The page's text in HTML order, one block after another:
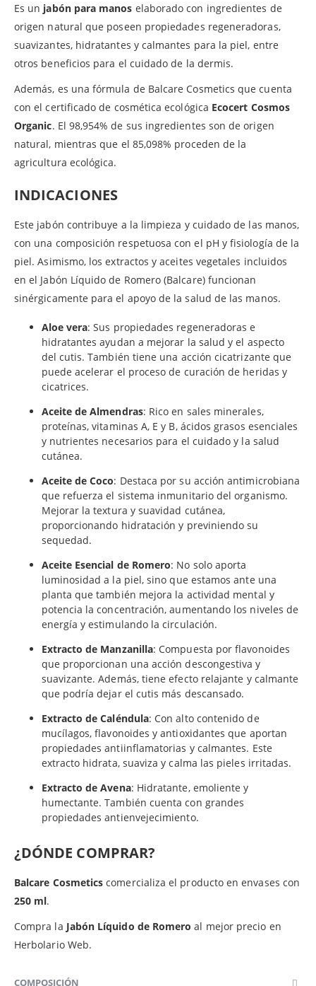
Es un jabón para manos elaborado con ingredientes de
origen natural que poseen propiedades regeneradoras,
suavizantes, hidratantes y calmantes para la piel, entre
otros beneficios para el cuidado de la dermis.
Además, es una fórmula de Balcare Cosmetics que cuenta
con el certificado de cosmética ecológica Ecocert Cosmos
Organic. El 98,954% de sus ingredientes son de origen
natural, mientras que el 85,098% proceden de la
agricultura ecológica.
INDICACIONES
Este jabón contribuye a la limpieza y cuidado de las manos,
con una composición respetuosa con el pH y fisiología de la
piel. Asimismo, los extractos y aceites vegetales incluidos
en el Jabón Líquido de Romero (Balcare) funcionan
sinérgicamente para el apoyo de la salud de las manos.
Aloe vera: Sus propiedades regeneradoras e
hidratantes ayudan a mejorar la salud y el aspecto
del cutis. También tiene una acción cicatrizante que
puede acelerar el proceso de curación de heridas y
cicatrices.
Aceite de Almendras: Rico en sales minerales,
proteínas, vitaminas A, E y B, ácidos grasos esenciales
y nutrientes necesarios para el cuidado y la salud
cutánea.
Aceite de Coco: Destaca por su acción antimicrobiana
que refuerza el sistema inmunitario del organismo.
Mejorar la textura y suavidad cutánea,
proporcionando hidratación y previniendo su
sequedad.
Aceite Esencial de Romero: No solo aporta
luminosidad a la piel, sino que estamos ante una
planta que también mejora la actividad mental y
potencia la concentración, aumentando los niveles de
energía y estimulando la circulación.
Extracto de Manzanilla: Compuesta por flavonoides
que proporcionan una acción descongestiva y
suavizante. Además, tiene efecto relajante y calmante
que podría dejar el cutis más descansado.
Extracto de Caléndula: Con alto contenido de
mucílagos, flavonoides y antioxidantes que aportan
propiedades antiinflamatorias y calmantes. Este
extracto hidrata, suaviza y calma las pieles irritadas.
Extracto de Avena: Hidratante, emoliente y
humectante. También cuenta con grandes
propiedades antienvejecimiento.
¿DÓNDE COMPRAR?
Balcare Cosmetics comercializa el producto en envases con
250 ml.
Compra la Jabón Líquido de Romeroal mejor precio en
Herbolario Web.
COMPOSICIÓN